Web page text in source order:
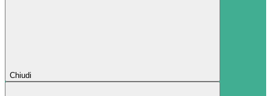
Chiudi